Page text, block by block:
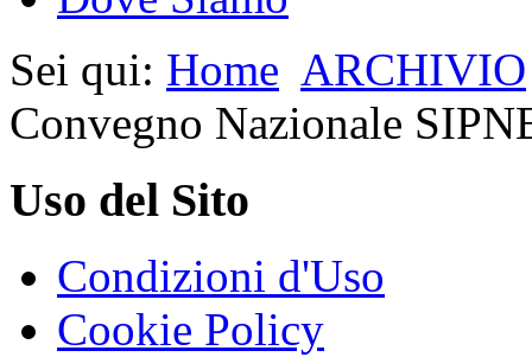
Sei qui: Home ARCHIVIO
Convegno Nazionale
Uso del Sito
Condizioni d'Uso
Cookie Policy